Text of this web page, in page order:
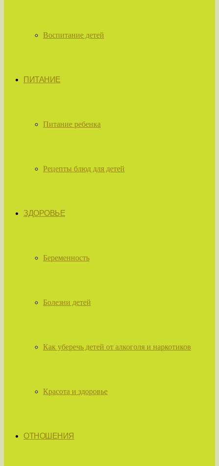
Воспитание детей
ПИТАНИЕ
Питание ребенка
Рецепты блюд для детей
ЗДОРОВЬЕ
Беременность
Болезни детей
Как уберечь детей от алкоголя и наркотиков
Красота и здоровье
ОТНОШЕНИЯ